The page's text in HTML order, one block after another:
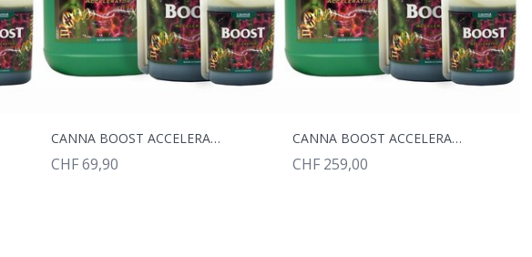
CANNA BOOST ACCELERATOR 1L
CHF 69,90
CANNA BOOST ACCELERATOR 5L
CHF 259,00